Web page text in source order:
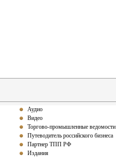
Аудио
Видео
Торгово-промышленные ведомости
Путеводитель российского бизнеса
Партнер ТПП РФ
Издания